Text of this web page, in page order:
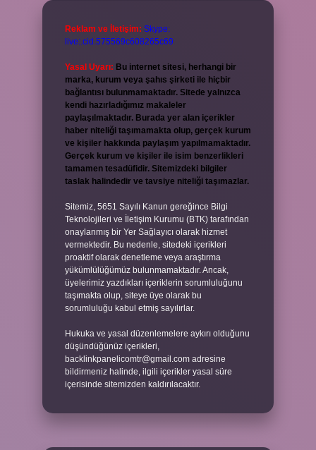
Reklam ve İletişim: Skype:
live:.cid.575569c608265c69
Yasal Uyarı: Bu internet sitesi, herhangi bir
marka, kurum veya şahıs şirketi ile hiçbir
bağlantısı bulunmamaktadır. Sitede yalnızca
kendi hazırladığımız makaleler
paylaşılmaktadır. Burada yer alan içerikler
haber niteliği taşımamakta olup, gerçek kurum
ve kişiler hakkında paylaşım yapılmamaktadır.
Gerçek kurum ve kişiler ile isim benzerlikleri
tamamen tesadüfidir. Sitemizdeki bilgiler
taslak halindedir ve tavsiye niteliği taşımazlar.
Sitemiz, 5651 Sayılı Kanun gereğince Bilgi
Teknolojileri ve İletişim Kurumu (BTK) tarafından
onaylanmış bir Yer Sağlayıcı olarak hizmet
vermektedir. Bu nedenle, sitedeki içerikleri
proaktif olarak denetleme veya araştırma
yükümlülüğümüz bulunmamaktadır. Ancak,
üyelerimiz yazdıkları içeriklerin sorumluluğunu
taşımakta olup, siteye üye olarak bu
sorumluluğu kabul etmiş sayılırlar.
Hukuka ve yasal düzenlemelere aykırı olduğunu
düşündüğünüz içerikleri,
backlinkpanelicomtr@gmail.com adresine
bildirmeniz halinde, ilgili içerikler yasal süre
içerisinde sitemizden kaldırılacaktır.